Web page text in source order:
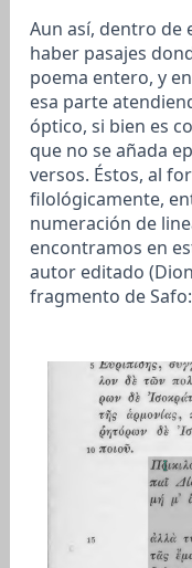
Aun así, dentro de
haber pasajes
poema entero, y
esa parte
óptico, si bien es
que no se añada
versos. Éstos, al
filológicamente,
numeración de
encontramos en
autor editado
fragmento de Safo: